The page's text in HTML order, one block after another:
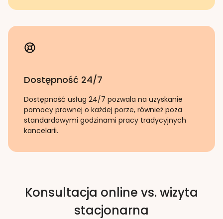
Dostępność 24/7
Dostępność usług 24/7 pozwala na uzyskanie
pomocy prawnej o każdej porze, również poza
standardowymi godzinami pracy tradycyjnych
kancelarii.
Konsultacja online vs. wizyta
stacjonarna